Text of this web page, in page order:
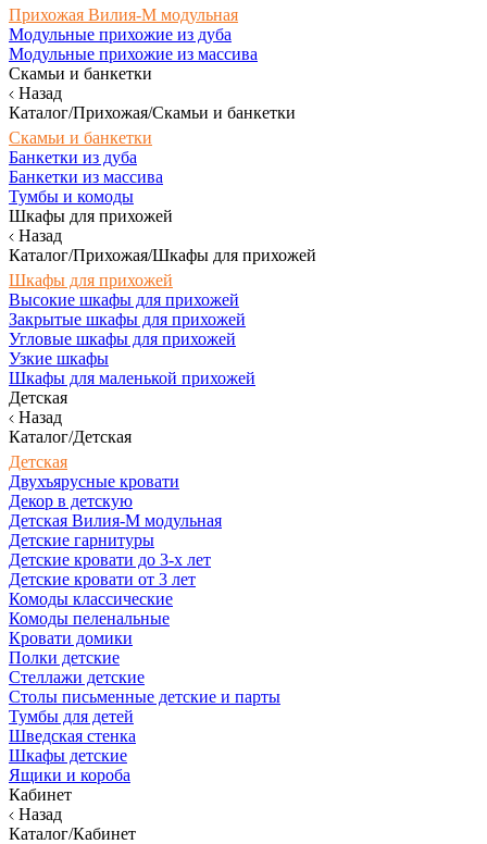
Прихожая Вилия-М модульная
Модульные прихожие из дуба
Модульные прихожие из массива
Скамьи и банкетки
Назад
Каталог/Прихожая/Скамьи и банкетки
Скамьи и банкетки
Банкетки из дуба
Банкетки из массива
Тумбы и комоды
Шкафы для прихожей
Назад
Каталог/Прихожая/Шкафы для прихожей
Шкафы для прихожей
Высокие шкафы для прихожей
Закрытые шкафы для прихожей
Угловые шкафы для прихожей
Узкие шкафы
Шкафы для маленькой прихожей
Детская
Назад
Каталог/Детская
Детская
Двухъярусные кровати
Декор в детскую
Детская Вилия-М модульная
Детские гарнитуры
Детские кровати до 3-х лет
Детские кровати от 3 лет
Комоды классические
Комоды пеленальные
Кровати домики
Полки детские
Стеллажи детские
Столы письменные детские и парты
Тумбы для детей
Шведская стенка
Шкафы детские
Ящики и короба
Кабинет
Назад
Каталог/Кабинет